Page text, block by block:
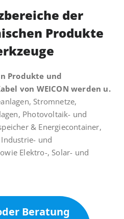
der
Produkte
Produkte und
von WEICON werden u.
Stromnetze,
Photovoltaik- und
& Energiecontainer,
und
Elektro-, Solar- und
Beratung